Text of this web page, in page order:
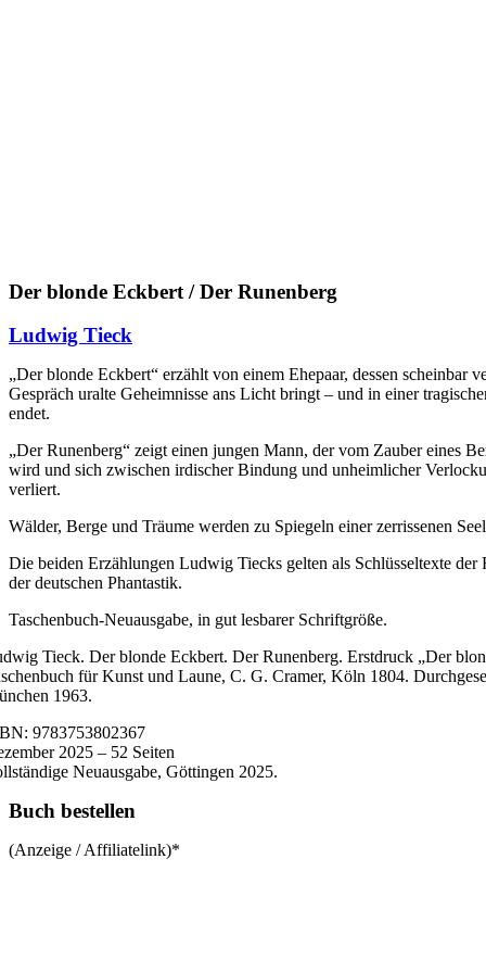
Der blonde Eckbert / Der Runenberg
Ludwig Tieck
„Der blonde Eckbert“ erzählt von einem Ehepaar, dessen scheinbar
Gespräch uralte Geheimnisse ans Licht bringt – und in einer
endet.
„Der Runenberg“ zeigt einen jungen Mann, der vom Zauber eines
wird und sich zwischen irdischer Bindung und unheimlicher
verliert.
Wälder, Berge und Träume werden zu Spiegeln einer zerrissenen
Die beiden Erzählungen Ludwig Tiecks gelten als Schlüsseltexte der
der deutschen Phantastik.
Taschenbuch-Neuausgabe, in gut lesbarer Schriftgröße.
Tieck. Der blonde Eckbert. Der Runenberg. Erstdruck „Der
für Kunst und Laune, C. G. Cramer, Köln 1804.
1963.
9783753802367
2025 – 52 Seiten
Neuausgabe, Göttingen 2025.
Buch bestellen
(Anzeige / Affiliatelink)*